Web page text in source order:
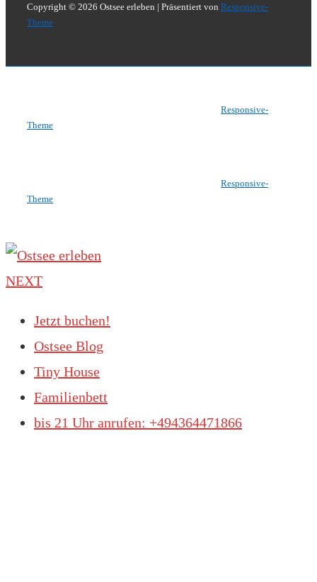
Copyright © 2026 Ostsee erleben | Präsentiert von Responsive-
Theme
Responsive-
Theme
Responsive-
Theme
NEXT
Jetzt buchen!
Ostsee Blog
Tiny House
Familienbett
bis 21 Uhr anrufen: +494364471866